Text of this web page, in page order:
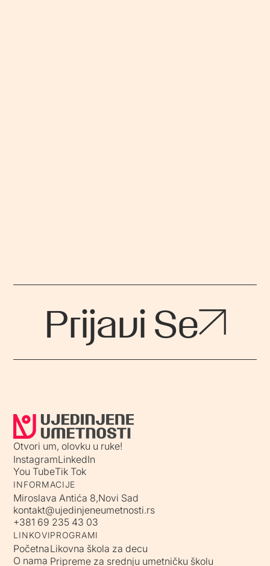
Prijavi Se
Otvori um, olovku u ruke!
InstagramLinkedIn
You TubeTik Tok
INFORMACIJE
Miroslava Antića 8,Novi Sad
kontakt@ujedinjeneumetnosti.rs
+381 69 235 43 03
LINKOVI
Početna
O nama
PROGRAMI
Likovna škola za decu
Pripreme za srednju umetničku školu